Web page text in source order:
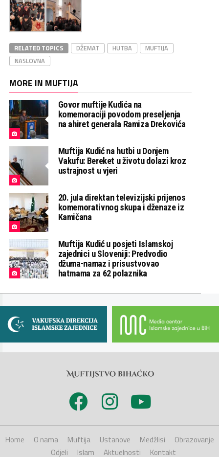
RELATED TOPICS DŽEMAT HUTBA
MUFTIJA
NASLOVNA
MORE IN MUFTIJA
Govor muftije Kudića na
komemoraciji povodom preseljenja
na ahiret generala Ramiza Drekovića
Muftija Kudić na hutbi u Donjem
Vakufu: Bereket u životu dolazi kroz
ustrajnost u vjeri
20. jula direktan televizijski prijenos
komemorativnog skupa i dženaze iz
Kamičana
Muftija Kudić u posjeti Islamskoj
zajednici u Sloveniji: Predvodio
džuma-namaz i prisustvovao
hatmama za 62 polaznika
Home O nama Muftija Ustanove Medžlisi
Obrazovanje
Odjeli
Islam Aktuelnosti Kontakt